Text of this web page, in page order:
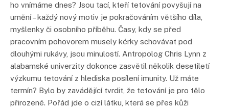
ho vnímáme dnes? Jsou tací, kteří tetování povyšují na
umění – každý nový motiv je pokračováním většího díla,
myšlenky či osobního příběhu. Časy, kdy se před
pracovním pohovorem musely kérky schovávat pod
dlouhými rukávy, jsou minulostí. Antropolog Chris Lynn z
alabamské univerzity dokonce zasvětil několik desetiletí
výzkumu tetování z hlediska posílení imunity. Už máte
termín? Bylo by zavádějící tvrdit, že tetování je pro tělo
přirozené. Pořád jde o cizí látku, která se přes kůži